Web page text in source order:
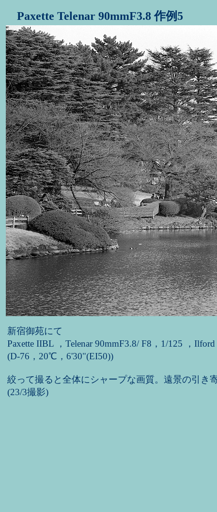
Paxette Telenar 90mmF3.8 作例5
新宿御苑にて
Paxette IIBL ，Telenar 90mmF3.8/ F8，1/125 ，Ilford
(D-76，20℃，6'30"(EI50))
絞って撮ると全体にシャープな画質。遠景の引き
(23/3撮影)